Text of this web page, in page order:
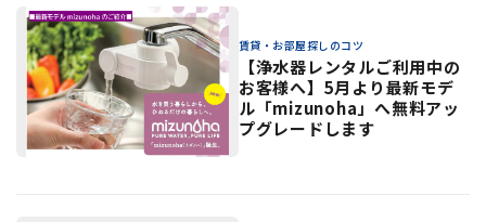
賃貸・お部屋探しのコツ
【浄水器レンタルご利用中の
お客様へ】5月より最新モデ
ル「mizunoha」へ無料アッ
プグレードします